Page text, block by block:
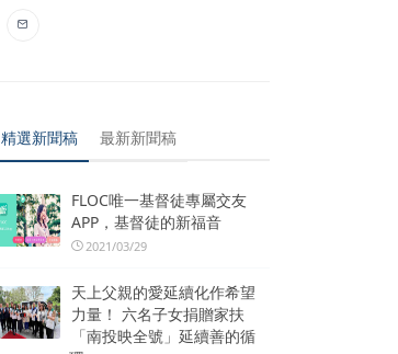
精選新聞稿 最新新聞稿
FLOC唯一基督徒專屬交友
APP，基督徒的新福音
2021/03/29
天上父親的愛延續化作希望
力量！ 六名子女捐贈家扶
「南投映全號」延續善的循